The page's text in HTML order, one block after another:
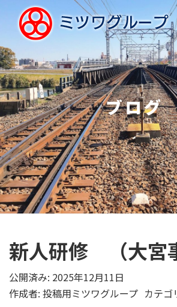
ブログ
新人研修 （大宮
公開済み: 2025年12月11日
作成者: 投稿用ミツワグループ カテゴ